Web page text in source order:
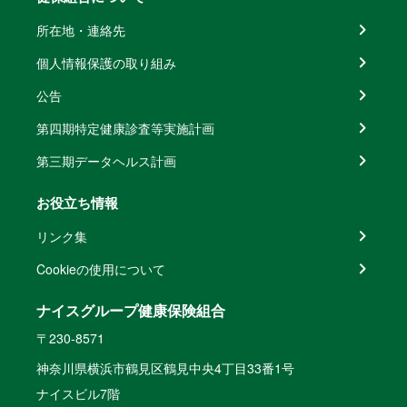
所在地・連絡先
個人情報保護の取り組み
公告
第四期特定健康診査等実施計画
第三期データヘルス計画
お役立ち情報
リンク集
Cookieの使用について
ナイスグループ健康保険組合
〒230-8571
神奈川県横浜市鶴見区鶴見中央4丁目33番1号
ナイスビル7階